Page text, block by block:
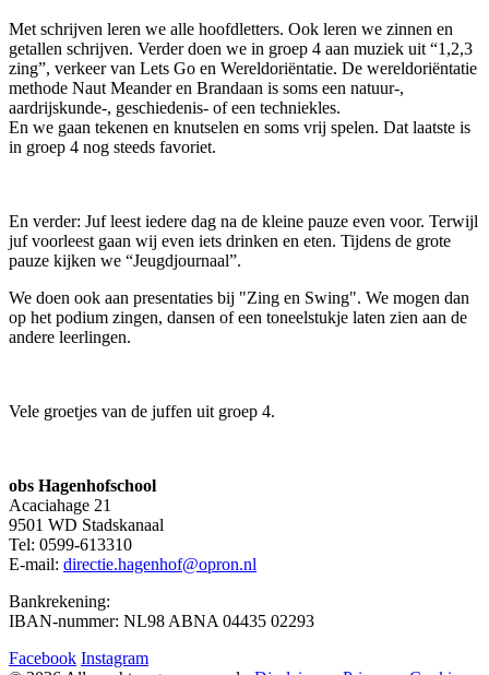
Met schrijven leren we alle hoofdletters. Ook leren we zinnen en
getallen schrijven. Verder doen we in groep 4 aan muziek uit “1,2,3
zing”, verkeer van Lets Go en Wereldoriëntatie. De wereldoriëntatie
methode Naut Meander en Brandaan is soms een natuur-,
aardrijskunde-, geschiedenis- of een techniekles.
En we gaan tekenen en knutselen en soms vrij spelen. Dat laatste is
in groep 4 nog steeds favoriet.
En verder: Juf leest iedere dag na de kleine pauze even voor. Terwijl
juf voorleest gaan wij even iets drinken en eten. Tijdens de grote
pauze kijken we “Jeugdjournaal”.
We doen ook aan presentaties bij "Zing en Swing". We mogen dan
op het podium zingen, dansen of een toneelstukje laten zien aan de
andere leerlingen.
Vele groetjes van de juffen uit groep 4.
obs Hagenhofschool
Acaciahage 21
9501 WD Stadskanaal
Tel: 0599-613310
E-mail: directie.hagenhof@opron.nl
Bankrekening:
IBAN-nummer: NL98 ABNA 04435 02293
Facebook Instagram